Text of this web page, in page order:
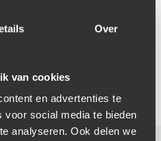
Over
van cookies
en advertenties te
voor social media te bieden
analyseren. Ook delen we